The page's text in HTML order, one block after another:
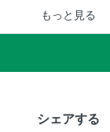
もっと見る
シェアする